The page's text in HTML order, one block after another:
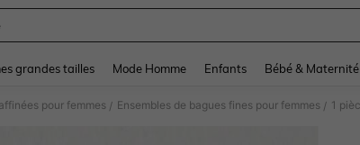
grandes tailles Mode Homme Enfants Bébé & Maternité
pour femmes / Ensembles de bagues fines pour femmes /